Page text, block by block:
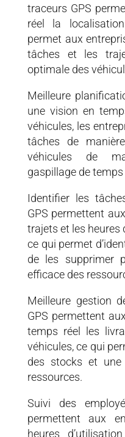
traceurs GPS
réel la
permet aux
tâches et les
optimale des
Meilleure
une vision en
véhicules, les
tâches de
véhicules de
gaspillage de
Identifier les
GPS permettent
trajets et les heures
ce qui permet
de les supprimer
efficace des
Meilleure gestion
GPS permettent
temps réel les
véhicules, ce qui
des stocks et
ressources.
Suivi des
permettent aux
heures